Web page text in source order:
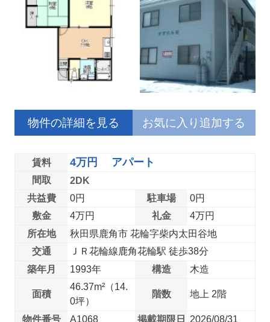
物件の詳細を見る お気に入り追加する
賃料 4万円 アパート
間取
2DK
共益費
0円 駐車場
0円
敷金
4万円 礼金
4万円
所在地
秋田県鹿角市 花輪字柴内太田谷地
交通
ＪＲ花輪線鹿角花輪駅 徒歩38分
築年月
1993年 構造 木造
面積
46.37m²（14.
0坪）
階数 地上 2階
物件番号 A1068 掲載期限日 2026/08/31